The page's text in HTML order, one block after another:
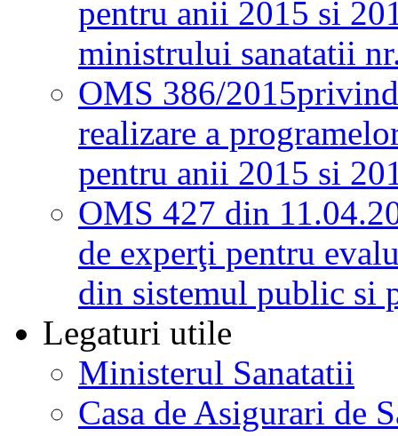
pentru anii 2015 si
ministrului sanatatii
OMS 386/2015
realizare a
pentru anii 2015 si
OMS 427 din
de experţi pentru
din sistemul public si
Legaturi utile
Ministerul Sanatatii
Casa de Asigurari de